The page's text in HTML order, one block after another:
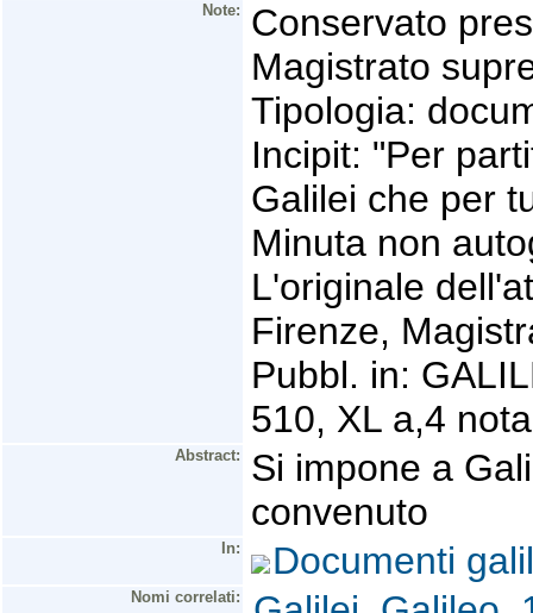
Note:
Conservato
Magistrato
Tipologia:
Incipit: "Per
Galilei che per
Minuta non
L'originale
Firenze,
Pubbl. in:
510, XL a,4
Abstract:
Si impone a
convenuto
In: Documenti
Nomi correlati: